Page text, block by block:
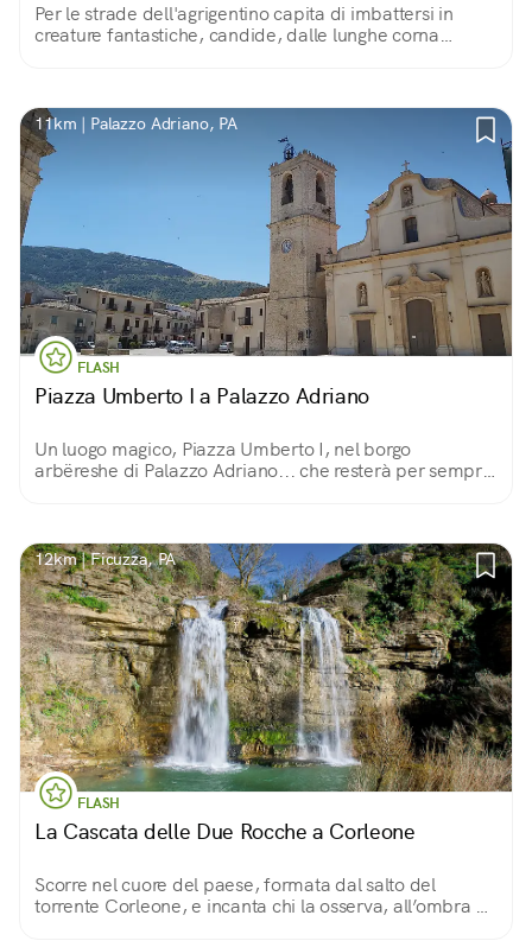
Per le strade dell'agrigentino capita di imbattersi in
creature fantastiche, candide, dalle lunghe corna
11km | Palazzo Adriano, PA
FLASH
Piazza Umberto I a Palazzo Adriano
Un luogo magico, Piazza Umberto I, nel borgo
arbëreshe di Palazzo Adriano... che resterà per sempre
12km | Ficuzza, PA
FLASH
La Cascata delle Due Rocche a Corleone
Scorre nel cuore del paese, formata dal salto del
torrente Corleone, e incanta chi la osserva, all’ombra di